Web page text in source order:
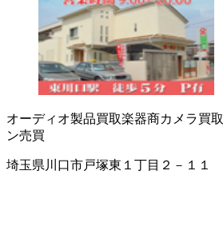
オーディオ製品買取楽器商カメラ買取
ン売買
埼玉県川口市戸塚東１丁目２－１１